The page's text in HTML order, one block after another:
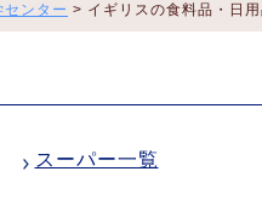
センター > イギリスの食料品・日
スーパー一覧